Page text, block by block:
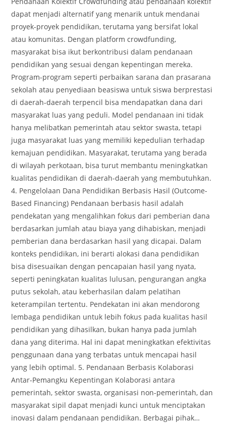
dapat menjadi alternatif yang menarik untuk mendanai
proyek-proyek pendidikan, terutama yang bersifat lokal
atau komunitas. Dengan platform crowdfunding,
masyarakat bisa ikut berkontribusi dalam pendanaan
pendidikan yang sesuai dengan kepentingan mereka.
Program-program seperti perbaikan sarana dan prasarana
sekolah atau penyediaan beasiswa untuk siswa berprestasi
di daerah-daerah terpencil bisa mendapatkan dana dari
masyarakat luas yang peduli. Model pendanaan ini tidak
hanya melibatkan pemerintah atau sektor swasta, tetapi
juga masyarakat luas yang memiliki kepedulian terhadap
kemajuan pendidikan. Masyarakat, terutama yang berada
di wilayah perkotaan, bisa turut membantu meningkatkan
kualitas pendidikan di daerah-daerah yang membutuhkan.
4. Pengelolaan Dana Pendidikan Berbasis Hasil (Outcome-
Based Financing) Pendanaan berbasis hasil adalah
pendekatan yang mengalihkan fokus dari pemberian dana
berdasarkan jumlah atau biaya yang dihabiskan, menjadi
pemberian dana berdasarkan hasil yang dicapai. Dalam
konteks pendidikan, ini berarti alokasi dana pendidikan
bisa disesuaikan dengan pencapaian hasil yang nyata,
seperti peningkatan kualitas lulusan, pengurangan angka
putus sekolah, atau keberhasilan dalam pelatihan
keterampilan tertentu. Pendekatan ini akan mendorong
lembaga pendidikan untuk lebih fokus pada kualitas hasil
pendidikan yang dihasilkan, bukan hanya pada jumlah
dana yang diterima. Hal ini dapat meningkatkan efektivitas
penggunaan dana yang terbatas untuk mencapai hasil
yang lebih optimal. 5. Pendanaan Berbasis Kolaborasi
Antar-Pemangku Kepentingan Kolaborasi antara
pemerintah, sektor swasta, organisasi non-pemerintah, dan
masyarakat sipil dapat menjadi kunci untuk menciptakan
inovasi dalam pendanaan pendidikan. Berbagai pihak…